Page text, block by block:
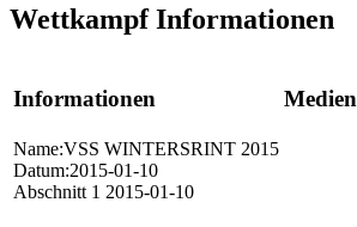
Wettkampf Informationen
Informationen Medien
Name:VSS WINTERSRINT 2015
Datum:2015-01-10
Abschnitt 1 2015-01-10